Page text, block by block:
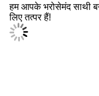
हम आपके भरोसेमंद साथी
लिए तत्पर हैं!